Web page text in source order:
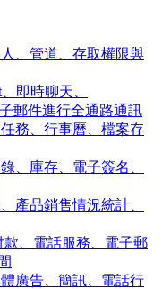
、管道、存取權限與
即時聊天、
郵件進行全通路通訊
務、行事曆、檔案存
、庫存、電子簽名、
產品銷售情況統計、
、電話服務、電子郵
廣告、簡訊、電話行